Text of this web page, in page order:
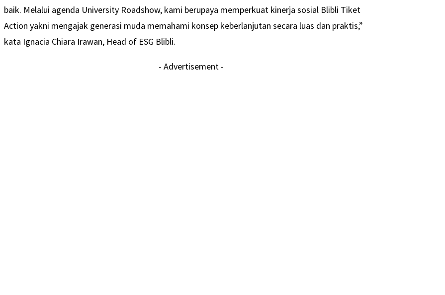
baik. Melalui agenda University Roadshow, kami berupaya memperkuat kinerja sosial Blibli Tiket
Action yakni mengajak generasi muda memahami konsep keberlanjutan secara luas dan praktis,”
kata Ignacia Chiara Irawan, Head of ESG Blibli.
- Advertisement -